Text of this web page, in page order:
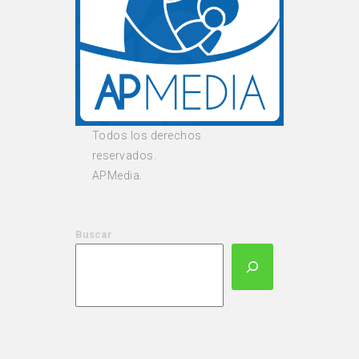
Todos los derechos
reservados.
APMedia.
Buscar